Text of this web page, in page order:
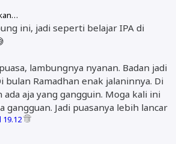
ini, jadi seperti belajar IPA di
lambungnya nyanan. Badan jadi
bulan Ramadhan enak jalaninnya. Di
ada aja yang gangguin. Moga kali ini
gangguan. Jadi puasanya lebih lancar
19.12